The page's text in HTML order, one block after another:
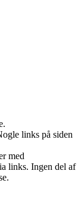
links på siden
med
links. Ingen del af